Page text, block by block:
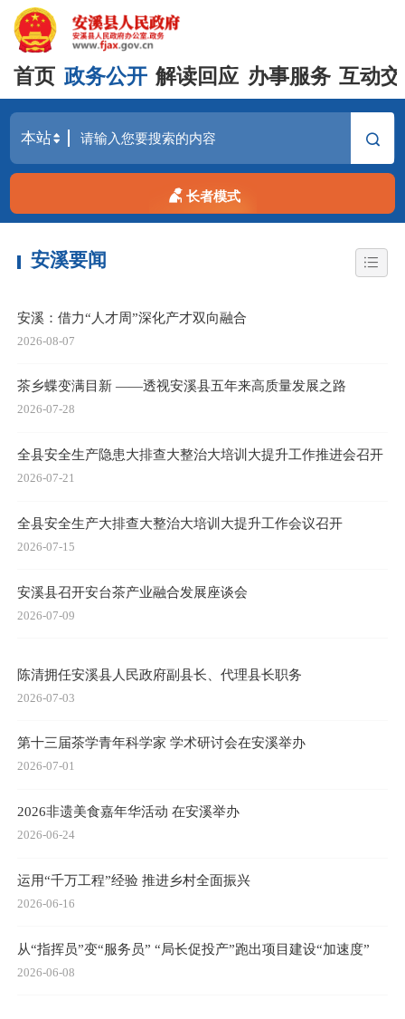
首页 政务公开 解读回应 办事服务 互动
长者模式
安溪要闻
安溪：借力“人才周”深化产才双向融合
2026-08-07
茶乡蝶变满目新 ——透视安溪县五年来高质量发展之路
2026-07-28
全县安全生产隐患大排查大整治大培训大提升工作推进会召开
2026-07-21
全县安全生产大排查大整治大培训大提升工作会议召开
2026-07-15
安溪县召开安台茶产业融合发展座谈会
2026-07-09
陈清拥任安溪县人民政府副县长、代理县长职务
2026-07-03
第十三届茶学青年科学家 学术研讨会在安溪举办
2026-07-01
2026非遗美食嘉年华活动 在安溪举办
2026-06-24
运用“千万工程”经验 推进乡村全面振兴
2026-06-16
从“指挥员”变“服务员” “局长促投产”跑出项目建设“加速度”
2026-06-08